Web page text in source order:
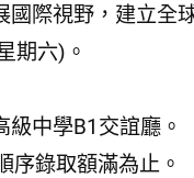
際視野，建立全
期六)。
中學B1交誼廳。
序錄取額滿為止。